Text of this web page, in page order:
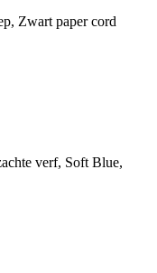
Zwart paper cord
verf, Soft Blue,